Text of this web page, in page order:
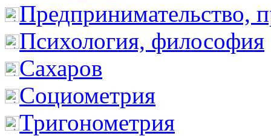
Предпринимательство,
Психология, философия
Сахаров
Социометрия
Тригонометрия